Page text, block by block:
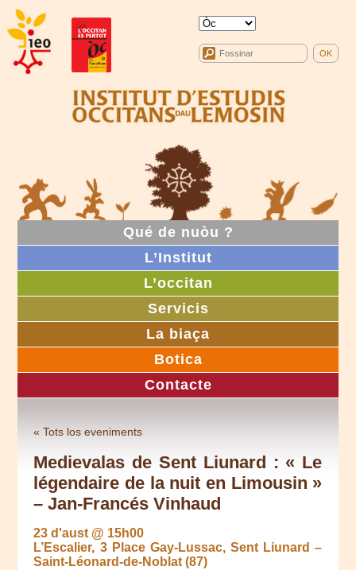
Qué de nuòu ?
L’Institut
L’occitan
Servicis
La biaça
Botica
Contacte
« Tots los eveniments
Medievalas de Sent Liunard : « Le
légendaire de la nuit en Limousin »
– Jan-Francés Vinhaud
23 d'aust @ 15h00
L’Escalier, 3 Place Gay-Lussac, Sent Liunard –
Saint-Léonard-de-Noblat (87)